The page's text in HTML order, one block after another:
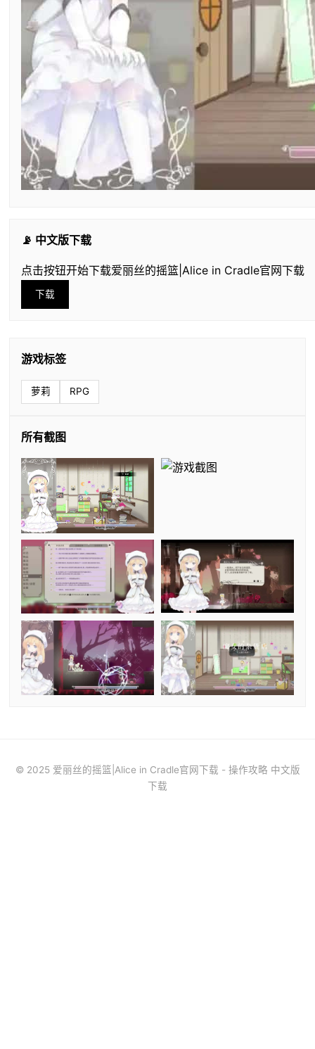
📡 中文版下载
点击按钮开始下载爱丽丝的摇篮|Alice in Cradle官网下载
下载
游戏标签
萝莉 RPG
所有截图
© 2025 爱丽丝的摇篮|Alice in Cradle官网下载 - 操作攻略 中文版
下载